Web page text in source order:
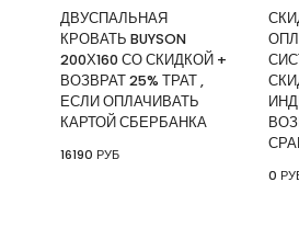
[PC] Cursedland
КУПИТЬ
Двуспальная кровать buyson 200х160 со
+ возврат 25% трат , если
Сбербанка
ДВУСПАЛЬНАЯ
КРОВАТЬ BUYSON
200Х160 СО СКИДКОЙ +
ВОЗВРАТ 25% ТРАТ ,
ЕСЛИ ОПЛАЧИВАТЬ
КАРТОЙ СБЕРБАНКА
16190 РУБ
0